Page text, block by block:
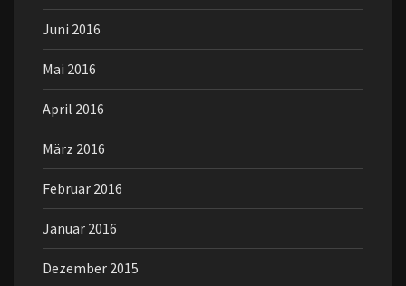
Juni 2016
Mai 2016
April 2016
März 2016
Februar 2016
Januar 2016
Dezember 2015